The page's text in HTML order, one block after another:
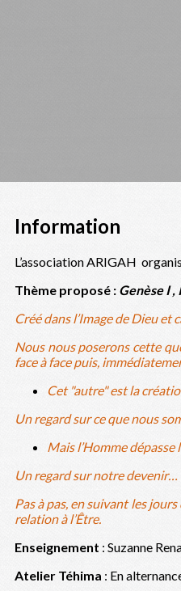
Information
L’association ARIGAH
Thème proposé : Genèse I ,
Créé dans l’Image de Dieu
Nous nous poserons cette
face à face puis,
Cet "autre" est la
Un regard sur ce que nous
Mais l’Homme
Un regard sur notre devenir…
Pas à pas, en suivant les
relation à l’Être.
Enseignement : Suzanne
Atelier Téhima : En